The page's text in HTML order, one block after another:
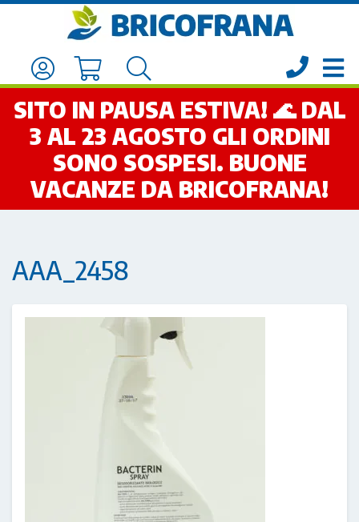
SITO IN PAUSA ESTIVA! 🌊 DAL
3 AL 23 AGOSTO GLI ORDINI
SONO SOSPESI. BUONE
VACANZE DA BRICOFRANA!
AAA_2458